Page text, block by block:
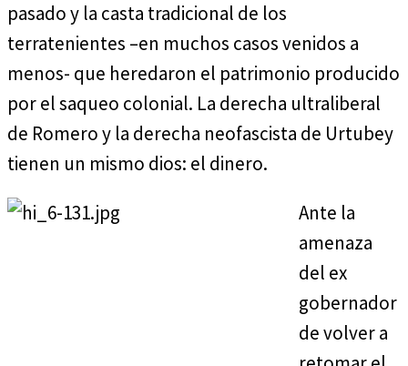
pasado y la casta tradicional de los
terratenientes –en muchos casos venidos a
menos- que heredaron el patrimonio producido
por el saqueo colonial. La derecha ultraliberal
de Romero y la derecha neofascista de Urtubey
tienen un mismo dios: el dinero.
Ante la
amenaza
del ex
gobernador
de volver a